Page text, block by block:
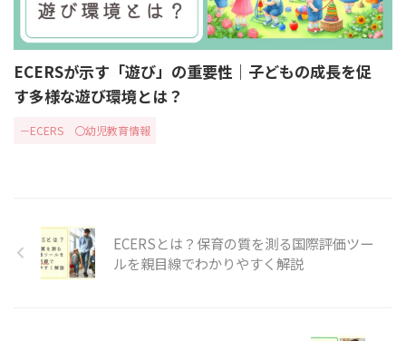
ECERSが示す「遊び」の重要性｜子どもの成長を促
す多様な遊び環境とは？
－ECERS 〇幼児教育情報
ECERSとは？保育の質を測る国際評価ツー
ルを親目線でわかりやすく解説